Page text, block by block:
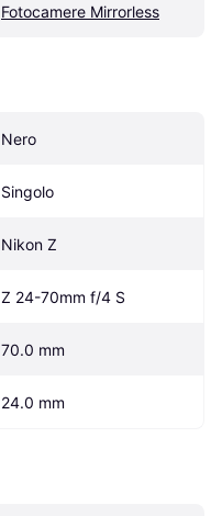
Fotocamere Mirrorless
Nero
Singolo
Nikon Z
Z 24-70mm f/4 S
70.0 mm
24.0 mm